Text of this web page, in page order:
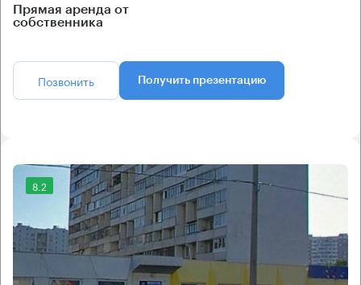
Прямая аренда от
собственника
Позвонить Получить презентацию
8.2